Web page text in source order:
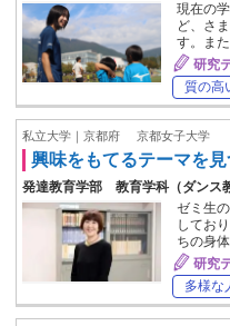
現在の
ど、さ
す。ま
研究
質の高
私立大学｜京都府 京都女子大学
興味をもてるテーマを見
発達教育学部 教育学科（ダンス
ゼミ生
してお
ちの身
研究
多様な